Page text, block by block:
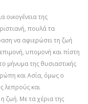
οικογένεια της
πουλά τα
να αφιερώσει τη ζωή
υπομονή και πίστη
μήνυμα της θυσιαστικής
και Ασία, όμως ο
λεπρούς και
ζωή. Με τα χέρια της